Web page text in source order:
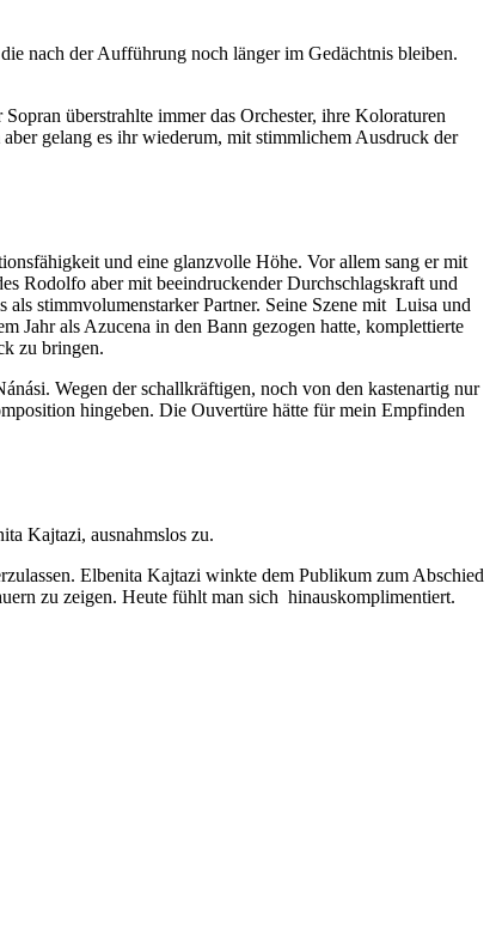
nach der Aufführung noch länger im Gedächtnis bleiben.
überstrahlte immer das Orchester, ihre Koloraturen
gelang es ihr wiederum, mit stimmlichem Ausdruck der
und eine glanzvolle Höhe. Vor allem sang er mit
Rodolfo aber mit beeindruckender Durchschlagskraft und
als stimmvolumenstarker Partner. Seine Szene mit Luisa und
Jahr als Azucena in den Bann gezogen hatte, komplettierte
zu bringen.
Wegen der schallkräftigen, noch von den kastenartig nur
hingeben. Die Ouvertüre hätte für mein Empfinden
Kajtazi, ausnahmslos zu.
Elbenita Kajtazi winkte dem Publikum zum Abschied
zu zeigen. Heute fühlt man sich hinauskomplimentiert.